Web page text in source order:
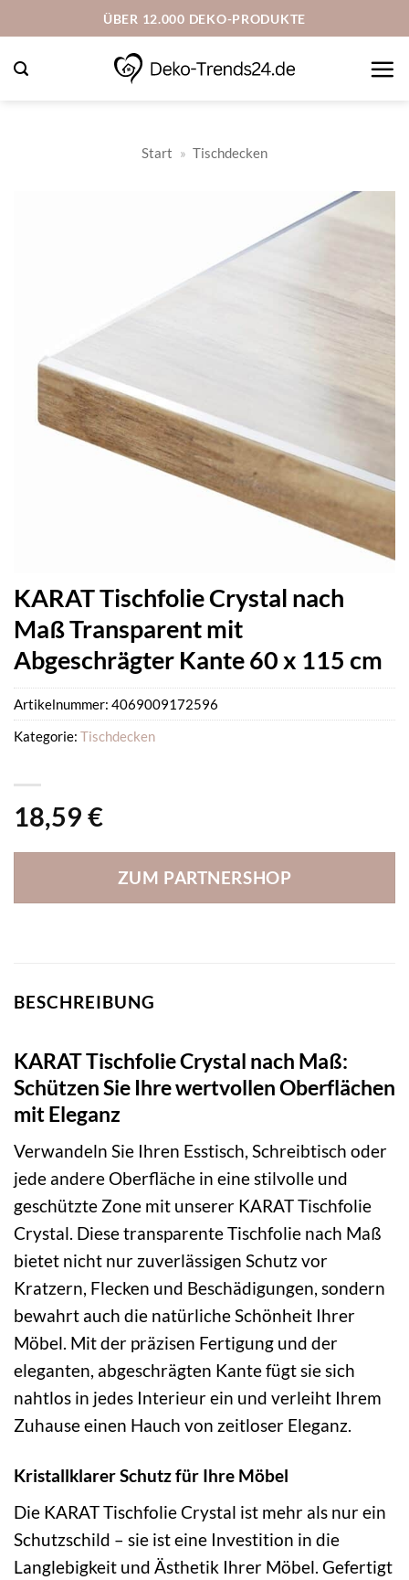
Inhalt
springen
ÜBER 12.000 DEKO-PRODUKTE
Start » Tischdecken
KARAT Tischfolie Crystal nach
Maß Transparent mit
Abgeschrägter Kante 60 x 115 cm
18,59 €
ZUM PARTNERSHOP
Artikelnummer: 4069009172596
Kategorie: Tischdecken
BESCHREIBUNG
KARAT Tischfolie Crystal nach Maß:
Schützen Sie Ihre wertvollen Oberflächen
mit Eleganz
Verwandeln Sie Ihren Esstisch, Schreibtisch oder
jede andere Oberfläche in eine stilvolle und
geschützte Zone mit unserer KARAT Tischfolie
Crystal. Diese transparente Tischfolie nach Maß
bietet nicht nur zuverlässigen Schutz vor
Kratzern, Flecken und Beschädigungen, sondern
bewahrt auch die natürliche Schönheit Ihrer
Möbel. Mit der präzisen Fertigung und der
eleganten, abgeschrägten Kante fügt sie sich
nahtlos in jedes Interieur ein und verleiht Ihrem
Zuhause einen Hauch von zeitloser Eleganz.
Kristallklarer Schutz für Ihre Möbel
Die KARAT Tischfolie Crystal ist mehr als nur ein
Schutzschild – sie ist eine Investition in die
Langlebigkeit und Ästhetik Ihrer Möbel. Gefertigt